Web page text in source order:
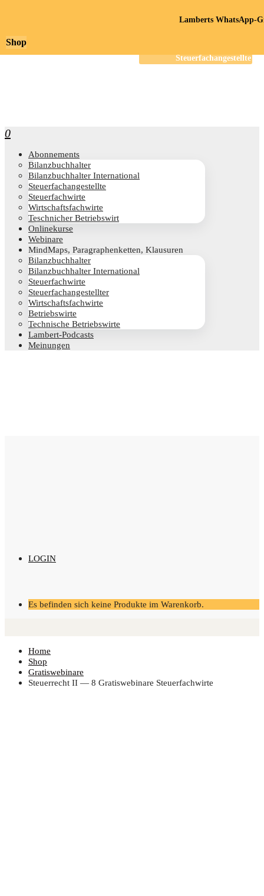
0
Abon­ne­ments
Bilanz­buch­hal­ter
Bilanz­buch­hal­ter International
Steu­er­fach­an­ge­stell­te
Steu­er­fach­wir­te
Wirt­schafts­fach­wir­te
Teschni­cher Betriebswirt
Online­kur­se
Web­i­na­re
Mind­Maps, Para­gra­phen­ket­ten, Klausuren
Bilanz­buch­hal­ter
Bilanz­buch­hal­ter International
Steu­er­fach­wir­te
Steu­er­fach­an­ge­stell­ter
Wirt­schafts­fach­wir­te
Betriebs­wir­te
Tech­ni­sche Betriebswirte
Lam­­bert-Pod­­casts
Mei­nun­gen
LOGIN
Es befinden sich keine Produkte im Warenkorb.
Home
Shop
Gratiswebinare
Steu­er­recht II — 8 Gra­tis­web­i­na­re Steuerfachwirte
Shop
Lamberts WhatsApp-